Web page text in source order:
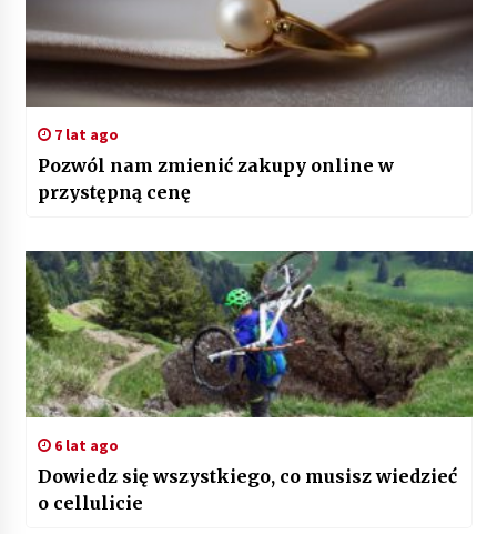
7 lat ago
Pozwól nam zmienić zakupy online w
przystępną cenę
6 lat ago
Dowiedz się wszystkiego, co musisz wiedzieć
o cellulicie